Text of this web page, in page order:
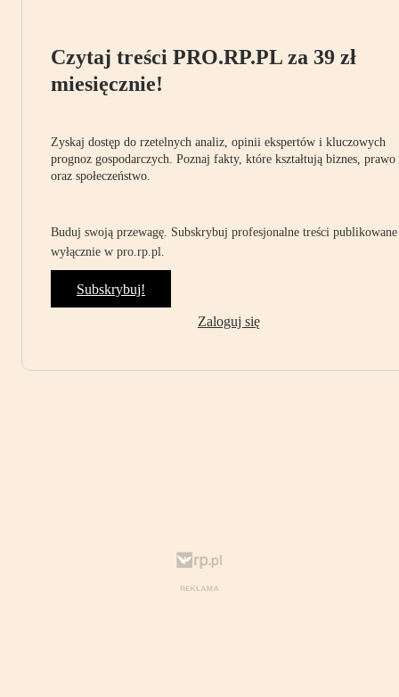
Czytaj treści PRO.RP.PL za 39 zł
miesięcznie!
Zyskaj dostęp do rzetelnych analiz, opinii ekspertów i kluczowych
prognoz gospodarczych. Poznaj fakty, które kształtują biznes, prawo
oraz społeczeństwo.
Buduj swoją przewagę. Subskrybuj profesjonalne treści publikowane
wyłącznie w pro.rp.pl.
Subskrybuj!
Zaloguj się